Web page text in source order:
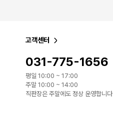
고객센터
031-775-1656
평일 10:00 ~ 17:00
주말 10:00 ~ 14:00
직판장은 주말에도 정상 운영합니다